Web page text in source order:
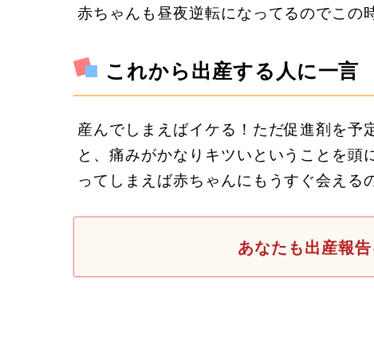
赤ちゃんも昼夜逆転になってるのでこの
これから出産する人に一言
産んでしまえばイケる！ただ促進剤を予
と、痛みがかなりキツいということを
ってしまえば赤ちゃんにもうすぐ会え
あなたも出産報